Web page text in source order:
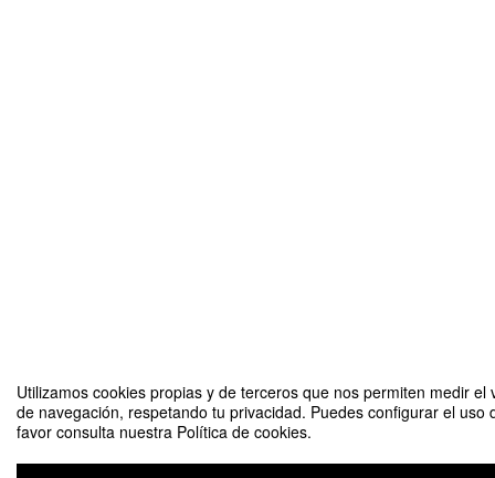
Utilizamos cookies propias y de terceros que nos permiten medir
de navegación, respetando tu privacidad. Puedes configurar el
favor consulta nuestra Política de cookies.